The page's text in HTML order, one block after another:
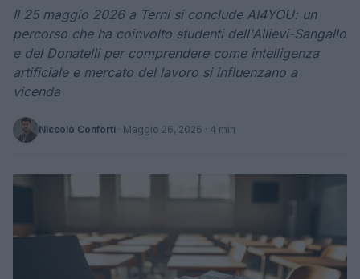
Il 25 maggio 2026 a Terni si conclude AI4YOU: un
percorso che ha coinvolto studenti dell'Allievi-Sangallo
e del Donatelli per comprendere come intelligenza
artificiale e mercato del lavoro si influenzano a
vicenda
Niccolò Conforti · Maggio 26, 2026 · 4 min